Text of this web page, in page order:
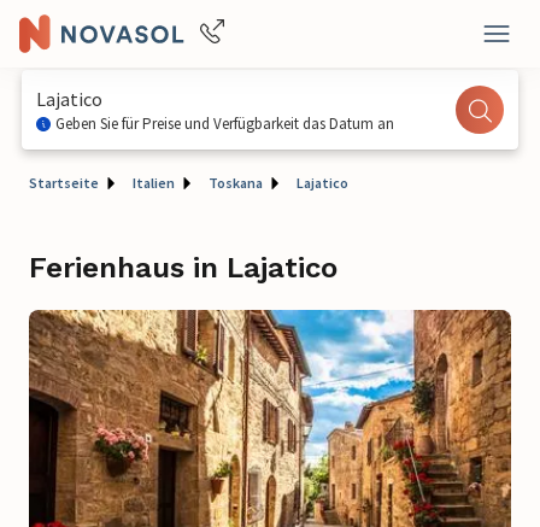
Lajatico
Geben Sie für Preise und Verfügbarkeit das Datum an
Startseite Italien Toskana Lajatico
Ferienhaus in Lajatico